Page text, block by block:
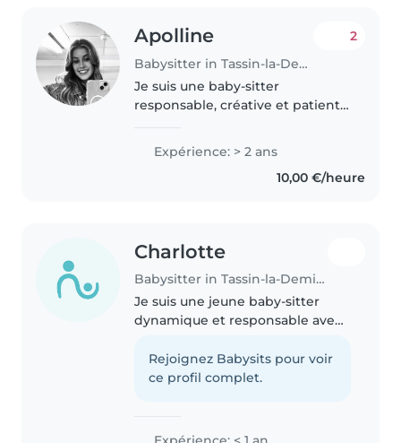
Apolline
Babysitter in Tassin-la-Demi-Lune
2
Je suis une baby-sitter
responsable, créative et patiente
aux adolescents. Je parle
couramment anglais et français.
Expérience: > 2 ans
10,00 €/heure
Charlotte
Babysitter in Tassin-la-Demi-Lune
Je suis une jeune baby-sitter
dynamique et responsable avec
Autonome pour les 5-16 ans, je
suis à l'aise avec les enfants
Rejoignez Babysits pour voir
ce profil complet.